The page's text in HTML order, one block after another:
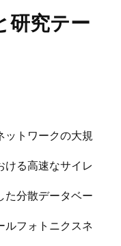
研究テー
ットワークの大規
ける高速なサイレ
分散データベー
ルフォトニクスネ